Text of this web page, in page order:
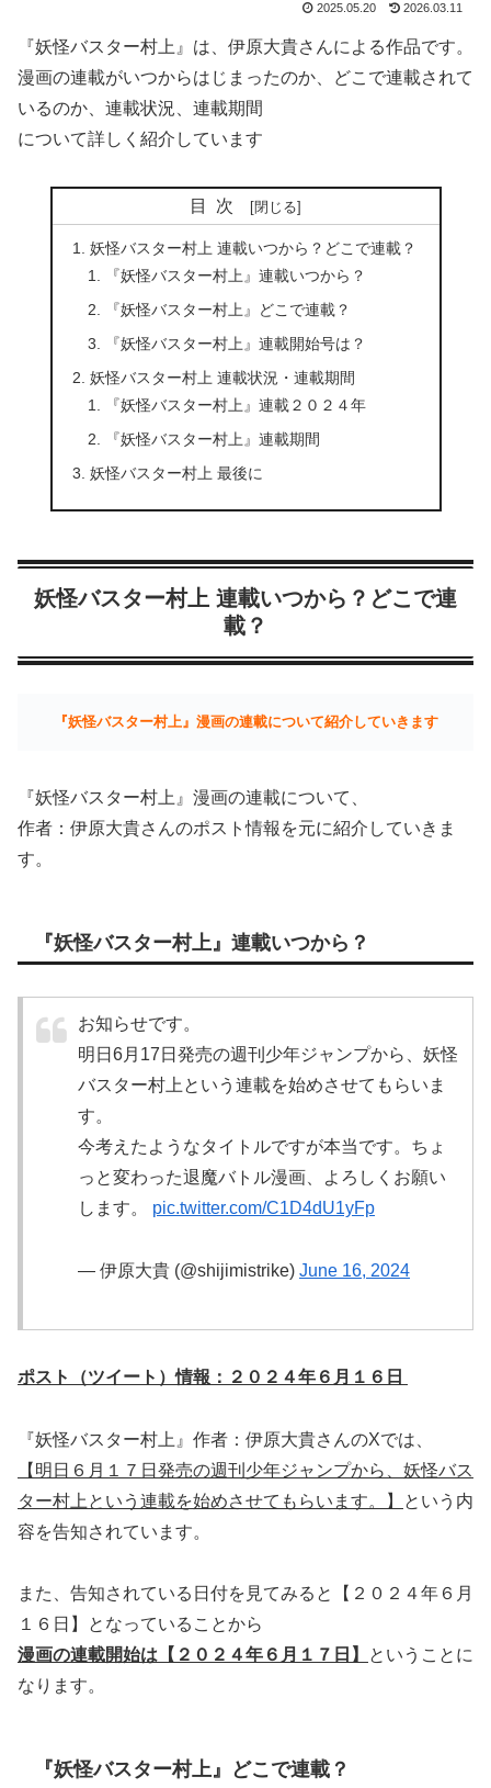
2025.05.20 2026.03.11
『妖怪バスター村上』は、伊原大貴さんによる作品です。
漫画の連載がいつからはじまったのか、どこで連載されて
いるのか、連載状況、連載期間
について詳しく紹介しています
目次
妖怪バスター村上 連載いつから？どこで連載？
『妖怪バスター村上』連載いつから？
『妖怪バスター村上』どこで連載？
『妖怪バスター村上』連載開始号は？
妖怪バスター村上 連載状況・連載期間
『妖怪バスター村上』連載２０２４年
『妖怪バスター村上』連載期間
妖怪バスター村上 最後に
妖怪バスター村上 連載いつから？どこで連
載？
『妖怪バスター村上』漫画の連載について紹介していきます
『妖怪バスター村上』漫画の連載について、
作者：伊原大貴さんのポスト情報を元に紹介していきま
す。
『妖怪バスター村上』連載いつから？
お知らせです。
明日6月17日発売の週刊少年ジャンプから、妖怪
バスター村上という連載を始めさせてもらいま
す。
今考えたようなタイトルですが本当です。ちょ
っと変わった退魔バトル漫画、よろしくお願い
します。 pic.twitter.com/C1D4dU1yFp
— 伊原大貴 (@shijimistrike) June 16, 2024
ポスト（ツイート）情報：２０２４年６月１６日
『妖怪バスター村上』作者：伊原大貴さんのXでは、
【明日６月１７日発売の週刊少年ジャンプから、妖怪バス
ター村上という連載を始めさせてもらいます。】
という内
容を告知されています。
また、告知されている日付を見てみると【２０２４年６月
１６日】となっていることから
漫画の連載開始は【２０２４年６月１７日】
ということに
なります。
『妖怪バスター村上』どこで連載？